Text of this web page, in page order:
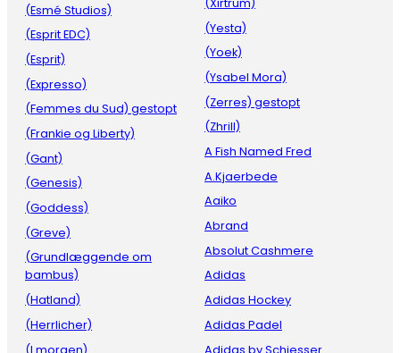
(Esmé Studios)
(Esprit EDC)
(Esprit)
(Expresso)
(Femmes du Sud) gestopt
(Frankie og Liberty)
(Gant)
(Genesis)
(Goddess)
(Greve)
(Grundlæggende om
bambus)
(Hatland)
(Herrlicher)
(I morgen)
(Xirtrum)
(Yesta)
(Yoek)
(Ysabel Mora)
(Zerres) gestopt
(Zhrill)
A Fish Named Fred
A.Kjaerbede
Aaiko
Abrand
Absolut Cashmere
Adidas
Adidas Hockey
Adidas Padel
Adidas by Schiesser